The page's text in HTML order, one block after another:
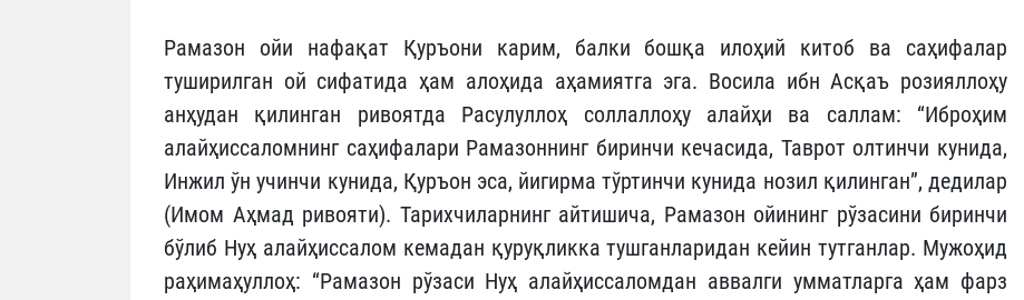
Рамазон ойи нафақат Қуръони карим, балки бошқа илоҳий китоб ва саҳифалар
туширилган ой сифатида ҳам алоҳида аҳамиятга эга. Восила ибн Асқаъ розияллоҳу
анҳудан қилинган ривоятда Расулуллоҳ соллаллоҳу алайҳи ва саллам: “Иброҳим
алайҳиссаломнинг саҳифалари Рамазоннинг биринчи кечасида, Таврот олтинчи кунида,
Инжил ўн учинчи кунида, Қуръон эса, йигирма тўртинчи кунида нозил қилинган”, дедилар
(Имом Аҳмад ривояти). Тарихчиларнинг айтишича, Рамазон ойининг рўзасини биринчи
бўлиб Нуҳ алайҳиссалом кемадан қуруқликка тушганларидан кейин тутганлар. Мужоҳид
раҳимаҳуллоҳ: “Рамазон рўзаси Нуҳ алайҳиссаломдан аввалги умматларга ҳам фарз